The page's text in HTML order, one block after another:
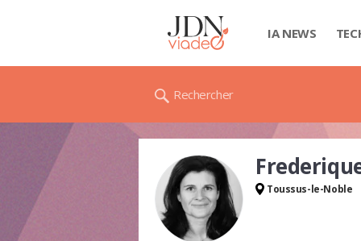
IA NEWS
Rechercher
Toussus-le-Noble